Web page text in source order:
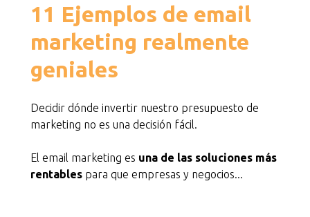
11 Ejemplos de email
marketing realmente
geniales
Decidir dónde invertir nuestro presupuesto de
marketing no es una decisión fácil.
El email marketing es una de las soluciones más
rentables para que empresas y negocios...